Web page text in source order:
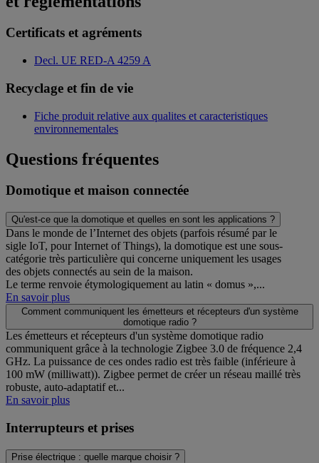
Certificats et agréments
Decl. UE RED-A 4259 A
Recyclage et fin de vie
Fiche produit relative aux qualites et caracteristiques
environnementales
Questions fréquentes
Domotique et maison connectée
Qu'est-ce que la domotique et quelles en sont les applications ?
Dans le monde de l’Internet des objets (parfois résumé par le
sigle IoT, pour Internet of Things), la domotique est une sous-
catégorie très particulière qui concerne uniquement les usages
des objets connectés au sein de la maison.
Le terme renvoie étymologiquement au latin « domus »,...
En savoir plus
Comment communiquent les émetteurs et récepteurs d'un système
domotique radio ?
Les émetteurs et récepteurs d'un système domotique radio
communiquent grâce à la technologie Zigbee 3.0 de fréquence 2,4
GHz. La puissance de ces ondes radio est très faible (inférieure à
100 mW (milliwatt)). Zigbee permet de créer un réseau maillé très
robuste, auto-adaptatif et...
En savoir plus
Interrupteurs et prises
Prise électrique : quelle marque choisir ?